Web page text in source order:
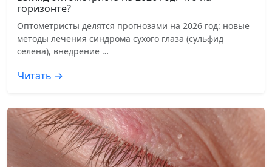
горизонте?
Оптометристы делятся прогнозами на 2026 год: новые
методы лечения синдрома сухого глаза (сульфид
селена), внедрение …
Читать →